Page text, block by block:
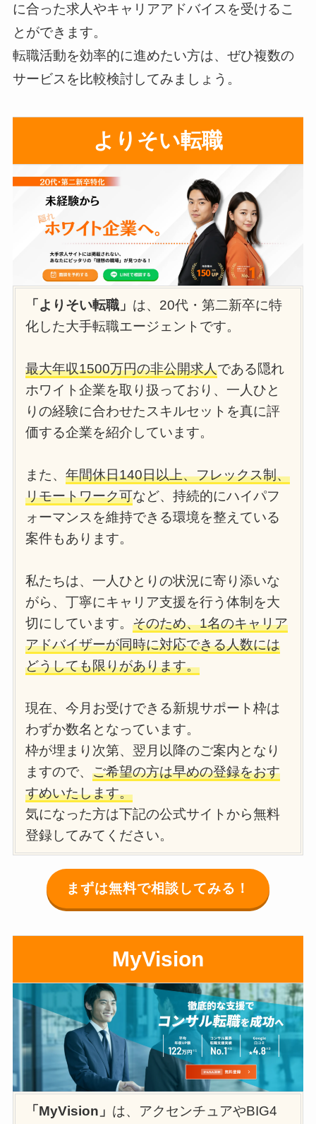
に合った求人やキャリアアドバイスを受けるこ
とができます。
転職活動を効率的に進めたい方は、ぜひ複数の
サービスを比較検討してみましょう。
よりそい転職
「よりそい転職」 は、20代・第二新卒に特
化した大手転職エージェントです。
最大年収1500万円の非公開求人である隠れ
ホワイト企業を取り扱っており、一人ひと
りの経験に合わせたスキルセットを真に評
価する企業を紹介しています。
また、年間休日140日以上、フレックス制、
リモートワーク可など、持続的にハイパフ
ォーマンスを維持できる環境を整えている
案件もあります。
私たちは、一人ひとりの状況に寄り添いな
がら、丁寧にキャリア支援を行う体制を大
切にしています。そのため、1名のキャリア
アドバイザーが同時に対応できる人数には
どうしても限りがあります。
現在、今月お受けできる新規サポート枠は
わずか数名となっています。
枠が埋まり次第、翌月以降のご案内となり
ますので、ご希望の方は早めの登録をおす
すめいたします。
気になった方は下記の公式サイトから無料
登録してみてください。
まずは無料で相談してみる！
MyVision
「MyVision」 は、アクセンチュアやBIG4